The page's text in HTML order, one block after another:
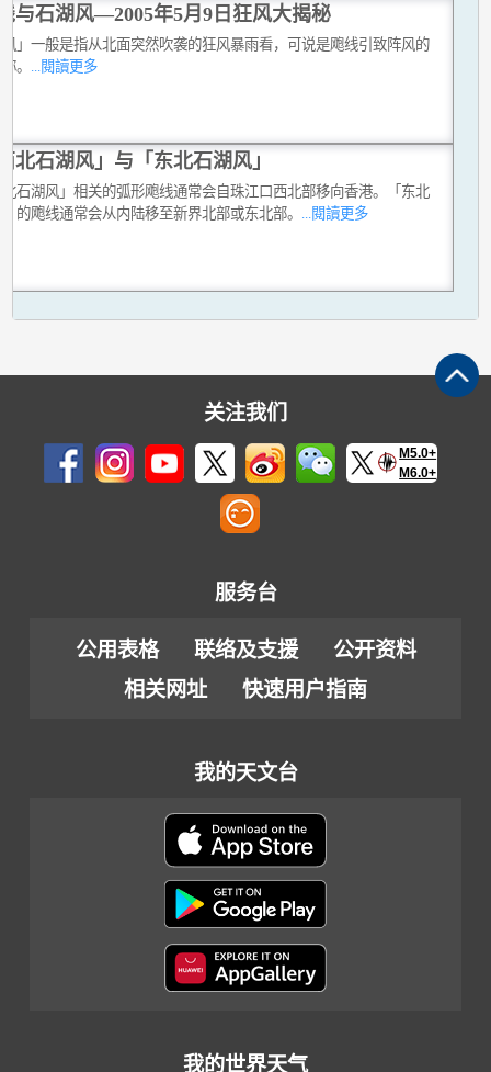
与石湖风—2005年5月9日狂风大揭秘
」一般是指从北面突然吹袭的狂风暴雨看，可说是飑线引致阵风的
。
...閱讀更多
北石湖风」与「东北石湖风」
石湖风」相关的弧形飑线通常会自珠江口西北部移向香港。「东北
的飑线通常会从内陆移至新界北部或东北部。 ...閱讀更多
关注我们
M5.0+
M6.0+
服务台
公用表格 联络及支援
公开资料
相关网址
快速用户指南
我的天文台
我的世界天气